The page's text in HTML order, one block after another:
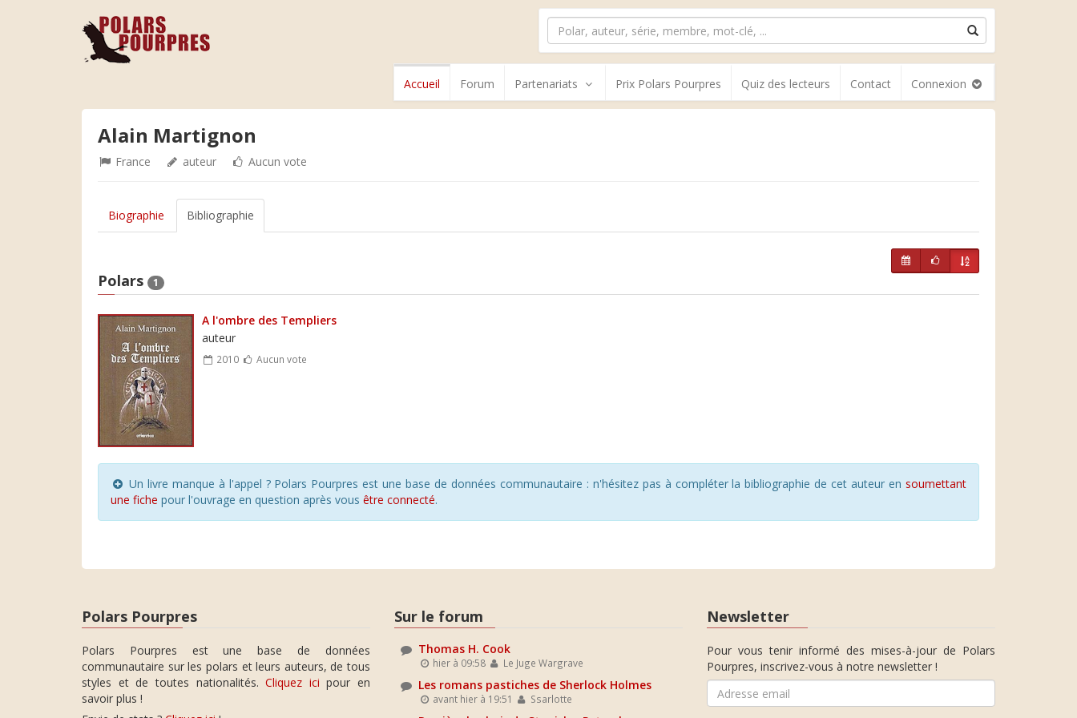
Accueil Forum Partenariats Prix Polars Pourpres Quiz des lecteurs Contact Connexion
Alain Martignon
France auteur Aucun vote
Biographie Bibliographie
Polars 1
A l'ombre des Templiers
auteur
2010 Aucun vote
Un livre manque à l'appel ? Polars Pourpres est une base de données communautaire : n'hésitez pas à compléter la bibliographie de cet auteur en soumettant
une fiche pour l'ouvrage en question après vous être connecté.
Polars Pourpres
Polars Pourpres est une base de données
communautaire sur les polars et leurs auteurs, de tous
styles et de toutes nationalités.Cliquez ici pour en
savoir plus !
Sur le forum
Thomas H. Cook
hier à 09:58 Le Juge Wargrave
Les romans pastiches de Sherlock Holmes
avant hier à 19:51 Ssarlotte
Newsletter
Pour vous tenir informé des mises-à-jour de Polars
Pourpres, inscrivez-vous à notre newsletter !